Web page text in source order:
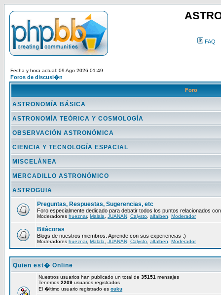
FAQ
Fecha y hora actual: 09 Ago 2026 01:49
Foros de discusi�n
Foro
ASTRONOMÍA BÁSICA
ASTRONOMÍA TEÓRICA Y COSMOLOGÍA
OBSERVACIÓN ASTRONÓMICA
CIENCIA Y TECNOLOGÍA ESPACIAL
MISCELÁNEA
MERCADILLO ASTRONÓMICO
ASTROGUIA
Preguntas, Respuestas, Sugerencias, etc
Foro especialmente dedicado para debatir todos los puntos relacionados
Moderadores hueznar, Malala JUANAN Calysto alfalben Moderador
Bitácoras
Blogs de nuestros miembros. Aprende con sus experiencias :)
Moderadores hueznar, Malala JUANAN Calysto alfalben Moderador
Quien est� Online
Nuestros usuarios han publicado un total de 35151 mensajes
Tenemos 2209 usuarios registrados
El �ltimo usuario registrado es ouku